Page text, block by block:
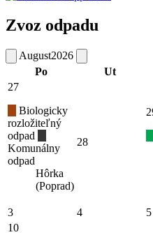
Zvoz odpadu
August2026
Po
Ut
27
Biologicky
rozložiteľný
odpad
Komunálny
odpad
Hôrka
(Poprad)
28
3 4 5
10